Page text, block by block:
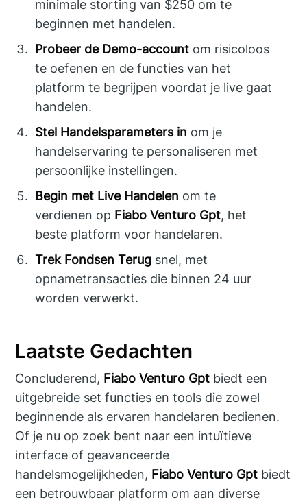
minimale storting van $250 om te
beginnen met handelen.
Probeer de Demo-account om risicoloos
te oefenen en de functies van het
platform te begrijpen voordat je live gaat
handelen.
Stel Handelsparameters in om je
handelservaring te personaliseren met
persoonlijke instellingen.
Begin met Live Handelen om te
verdienen op Fiabo Venturo Gpt, het
beste platform voor handelaren.
Trek Fondsen Terug snel, met
opnametransacties die binnen 24 uur
worden verwerkt.
Laatste Gedachten
Concluderend, Fiabo Venturo Gpt biedt een
uitgebreide set functies en tools die zowel
beginnende als ervaren handelaren bedienen.
Of je nu op zoek bent naar een intuïtieve
interface of geavanceerde
handelsmogelijkheden, Fiabo Venturo Gpt biedt
een betrouwbaar platform om aan diverse